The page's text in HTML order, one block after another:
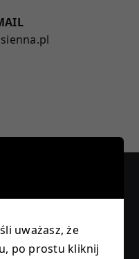
uważasz, że
po prostu kliknij